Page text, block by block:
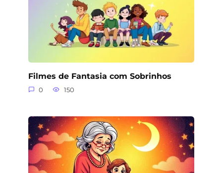
Filmes de Fantasia com Sobrinhos
0 150